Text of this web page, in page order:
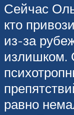
Сейчас
кто
из-за
излишком.
равно